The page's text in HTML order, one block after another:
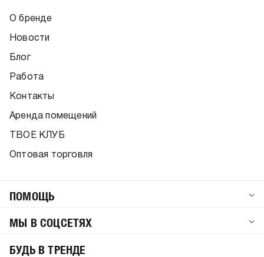
О бренде
Новости
Блог
Работа
Контакты
Аренда помещений
ТВОЕ КЛУБ
Оптовая торговля
ПОМОЩЬ
МЫ В СОЦСЕТЯХ
БУДЬ В ТРЕНДЕ